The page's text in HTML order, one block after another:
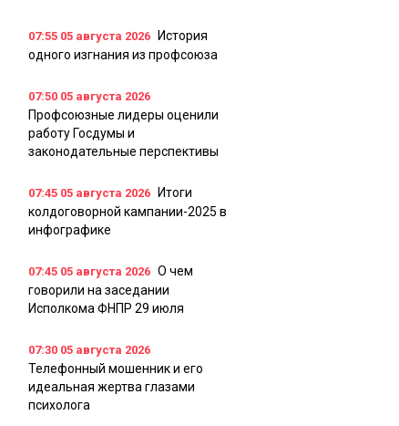
07:55 05 августа 2026
История
одного изгнания из профсоюза
07:50 05 августа 2026
Профсоюзные лидеры оценили
работу Госдумы и
законодательные перспективы
07:45 05 августа 2026
Итоги
колдоговорной кампании-2025 в
инфографике
07:45 05 августа 2026 О чем
говорили на заседании
Исполкома ФНПР 29 июля
07:30 05 августа 2026
Телефонный мошенник и его
идеальная жертва глазами
психолога